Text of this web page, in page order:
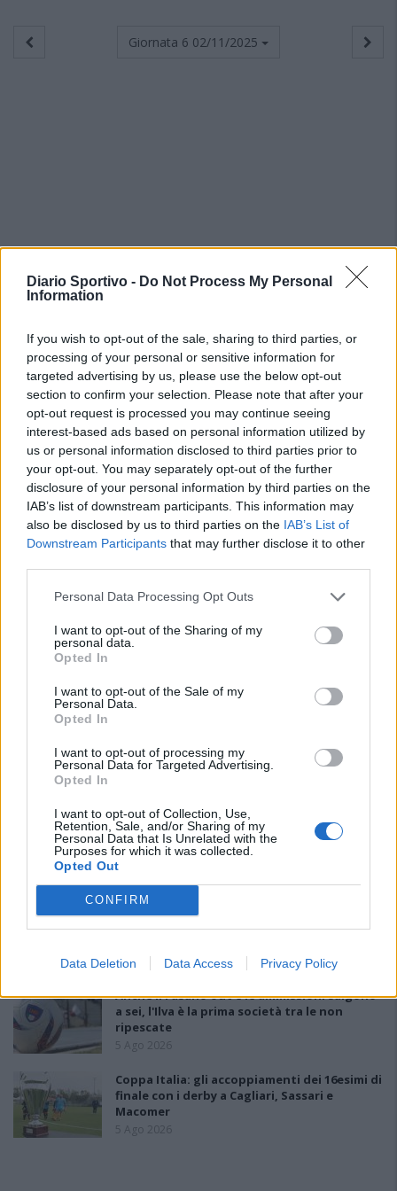
Diario Sportivo - Do Not Process My Personal
Information
If you wish to opt-out of the sale, sharing to third parties, or
processing of your personal or sensitive information for
targeted advertising by us, please use the below opt-out
section to confirm your selection. Please note that after your
opt-out request is processed you may continue seeing
interest-based ads based on personal information utilized by
us or personal information disclosed to third parties prior to
your opt-out. You may separately opt-out of the further
disclosure of your personal information by third parties on the
IAB’s list of downstream participants. This information may
also be disclosed by us to third parties on the IAB’s List of
Downstream Participants that may further disclose it to other
Personal Data Processing Opt Outs
I want to opt-out of the Sharing of my
personal data.
Opted In
I want to opt-out of the Sale of my
Personal Data.
Opted In
I want to opt-out of processing my
Personal Data for Targeted Advertising.
Opted In
I want to opt-out of Collection, Use,
Retention, Sale, and/or Sharing of my
Personal Data that Is Unrelated with the
Purposes for which it was collected.
Opted Out
CONFIRM
Data Deletion Data Access Privacy Policy
Giornata 6 02/11/2025
PIÙ LETTI OGGI
Manuel Rinino e Samuele Vacca
Il Buddusò in mani sicure con Mario Fadda, il
Monte Alma riparte da Ivano Falchi
5 Ago 2026
Le 5 sarde ancora nel girone G con 8 squadre
laziali, 4 campane e la novità dei molisani del
6 Ago 2026
Anche il Fasano out e le ammissioni salgono
a sei, l'Ilva è la prima società tra le non
ripescate
5 Ago 2026
Coppa Italia: gli accoppiamenti dei 16esimi di
finale con i derby a Cagliari, Sassari e
Macomer
5 Ago 2026